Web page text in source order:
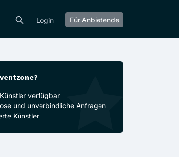
Login Für Anbietende
verfügbar
und unverbindliche Anfragen
Künstler